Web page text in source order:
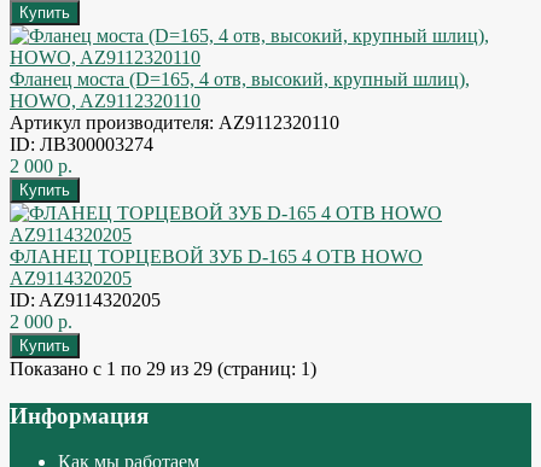
Фланец моста (D=165, 4 отв, высокий, крупный шлиц),
HOWO, AZ9112320110
Артикул производителя: AZ9112320110
ID: ЛВЗ00003274
2 000 р.
ФЛАНЕЦ ТОРЦЕВОЙ ЗУБ D-165 4 ОТВ HOWO
AZ9114320205
ID: AZ9114320205
2 000 р.
Показано с 1 по 29 из 29 (страниц: 1)
Информация
Как мы работаем